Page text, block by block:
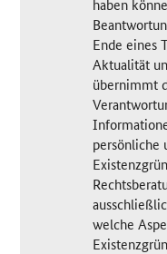
Ende eines
Aktualität
übernimmt
persönliche
welche